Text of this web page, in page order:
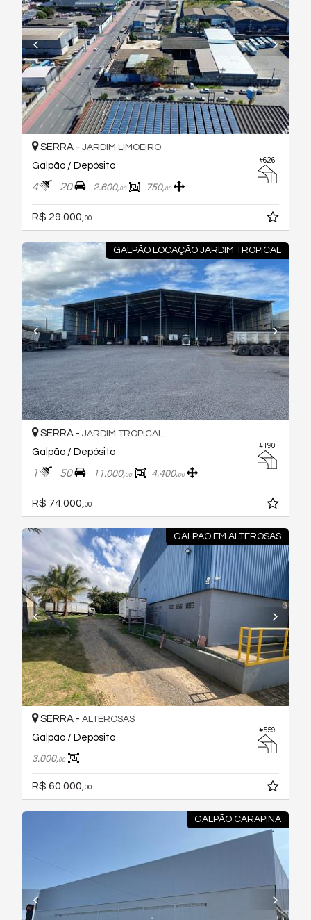
#626
SERRA - JARDIM LIMOEIRO
Galpão / Depósito
4 20 2.600,00 750,00
R$ 29.000, 00
GALPÃO LOCAÇÃO JARDIM TROPICAL
#190
SERRA - JARDIM TROPICAL
Galpão / Depósito
1 50 11.000,00 4.400,00
R$ 74.000, 00
GALPÃO EM ALTEROSAS
#559
SERRA - ALTEROSAS
Galpão / Depósito
3.000,00
R$ 60.000,00
GALPÃO CARAPINA